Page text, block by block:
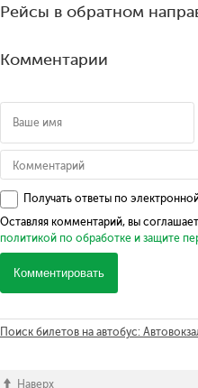
Рейсы в обратном
Комментарии
Получать ответы по
Оставляя комментарий, вы
политикой по обработке и защите
Комментировать
Поиск билетов на автобус:
Наверх